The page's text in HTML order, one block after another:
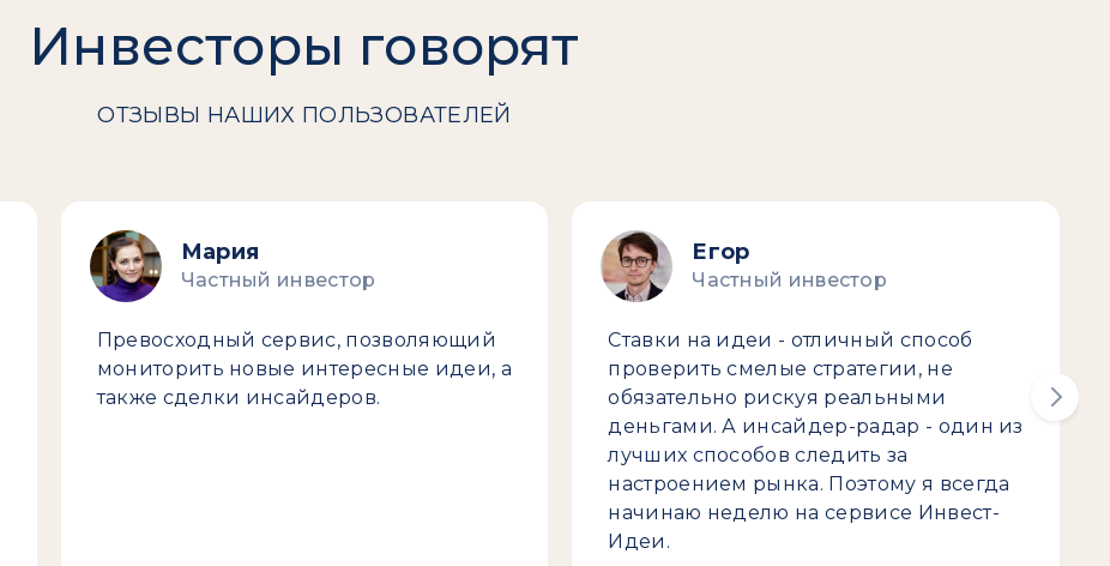
Инвесторы говорят
ОТЗЫВЫ НАШИХ ПОЛЬЗОВАТЕЛЕЙ
Мария
Частный инвестор
Превосходный сервис, позволяющий
мониторить новые интересные идеи, а
также сделки инсайдеров.
Егор
Частный инвестор
Ставки на идеи - отличный способ
проверить смелые стратегии, не
обязательно рискуя реальными
деньгами. А инсайдер-радар - один из
лучших способов следить за
настроением рынка. Поэтому я всегда
начинаю неделю на сервисе Инвест-
Идеи.